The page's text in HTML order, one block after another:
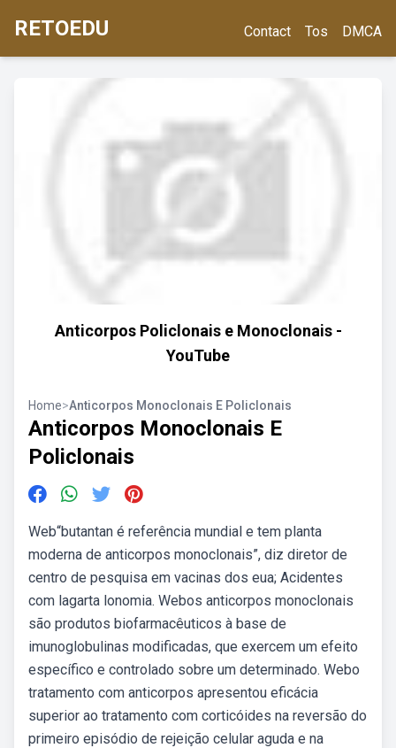
RETOEDU Contact Tos DMCA
Anticorpos Policlonais e Monoclonais -
YouTube
Home>Anticorpos Monoclonais E Policlonais
Anticorpos Monoclonais E
Policlonais
Web“butantan é referência mundial e tem planta
moderna de anticorpos monoclonais”, diz diretor de
centro de pesquisa em vacinas dos eua; Acidentes
com lagarta lonomia. Webos anticorpos monoclonais
são produtos biofarmacêuticos à base de
imunoglobulinas modificadas, que exercem um efeito
específico e controlado sobre um determinado. Webo
tratamento com anticorpos apresentou eficácia
superior ao tratamento com corticóides na reversão do
primeiro episódio de rejeição celular aguda e na